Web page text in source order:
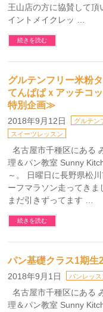
王山店の方に協賛して頂
イントメイクレッ …
続きを読む
グルテンフリー米粉
てんぱぱｘアッチコ
特別企画≫
2018年9月12日 グルテン
スイーツレッスン
名古屋市千種区にある
理＆パン教室 Sunny
～。 日曜日に長野県松
ーフマラソン走ってきま
まだ引きずってます …
続きを読む
パン基礎クラス1期生
2018年9月1日 パンレッス
名古屋市千種区にある
理＆パン教室 Sunny